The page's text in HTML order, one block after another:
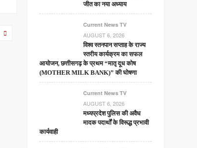
जीत का नया अध्याय
Current News TV
AUGUST 6, 2026
विश्व स्तनपान सप्ताह के राज्य
स्तरीय कार्यक्रम का सफल
आयोजन, छत्तीसगढ़ के प्रथम “मातृ दूध कोष
(MOTHER MILK BANK)” की घोषणा
Current News TV
AUGUST 6, 2026
मध्यप्रदेश पुलिस की अवैध
मादक पदार्थों के विरूद्ध प्रभावी
कार्यवाही